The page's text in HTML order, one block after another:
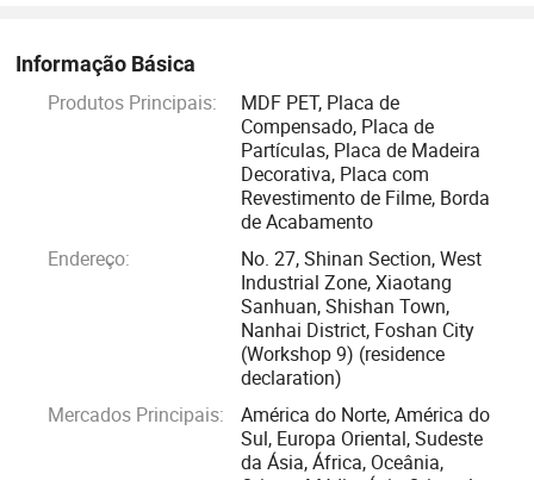
produção de placas e placas PET importadas de alta
qualidade, fornecendo aos consumidores quadros
decorativos simples, modernos e de alta qualidade.
Na produção de futuros produtos de materiais de
construção, a alta qualidade e a protecção ambiental são
as principais orientações de desenvolvimento. Com a
melhoria do nível de produção das pessoas, elas começam
a buscar a qualidade de vida e a saúde física e mental. As
tábuas decorativas comuns estão longe de satisfazer os
requisitos e alguns materiais liberam até gases tóxicos,
como o formaldeído, afetando a vida normal das pessoas.
Informação Básica
Produtos Principais:
MDF PET, Placa de
Compensado, Placa de
Partículas, Placa de Madeira
Decorativa, Placa com
Revestimento de Filme, Borda
de Acabamento
Endereço:
No. 27, Shinan Section, West
Industrial Zone, Xiaotang
Sanhuan, Shishan Town,
Nanhai District, Foshan City
(Workshop 9) (residence
declaration)
Mercados Principais:
América do Norte, América do
Sul, Europa Oriental, Sudeste
da Ásia, África, Oceânia,